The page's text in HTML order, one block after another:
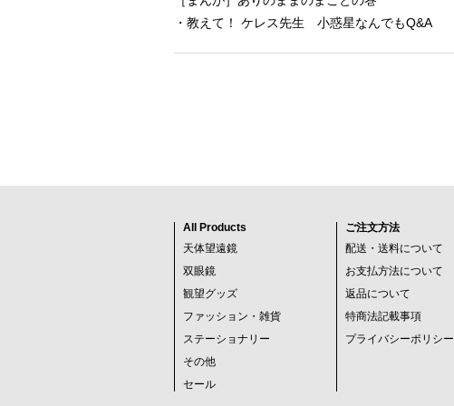
・教えて！ ケレス先生 小惑星なんでもQ&A
All Products
天体望遠鏡
双眼鏡
観望グッズ
ファッション・雑貨
ステーショナリー
その他
セール
ご注文方法
配送・送料について
お支払方法について
返品について
特商法記載事項
プライバシーポリシー